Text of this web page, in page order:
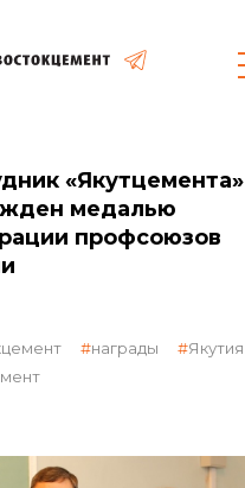
информация
закупки
неликвидов
«Якутцемента»
медалью
профсоюзов
награды
Якутия